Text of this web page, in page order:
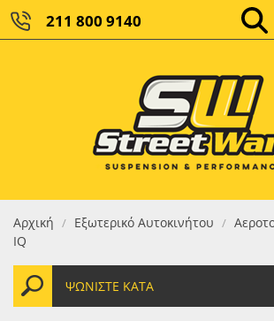
211 800 9140
ΚΑΘΑΡΌ
ΤΕΛΙΚΌ
Αρχική / Εξωτερικό Αυτοκινήτου /
IQ
ΨΩΝΊΣΤΕ ΚΑΤΆ